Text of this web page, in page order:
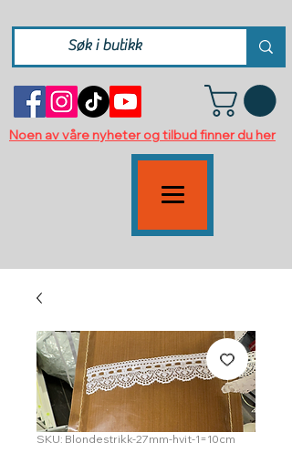
Noen av våre nyheter og tilbud finner du her
SKU: Blondestrikk-27mm-hvit-1=10cm